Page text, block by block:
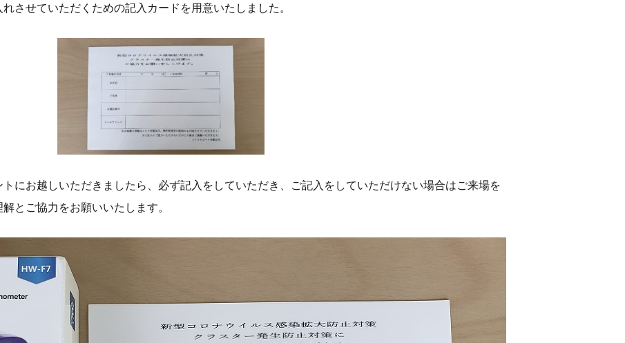
させていただくための記入カードを用意いたしました。
にお越しいただきましたら、必ず記入をしていただき、ご記入をしていただけない場合はご来場を
とご協力をお願いいたします。